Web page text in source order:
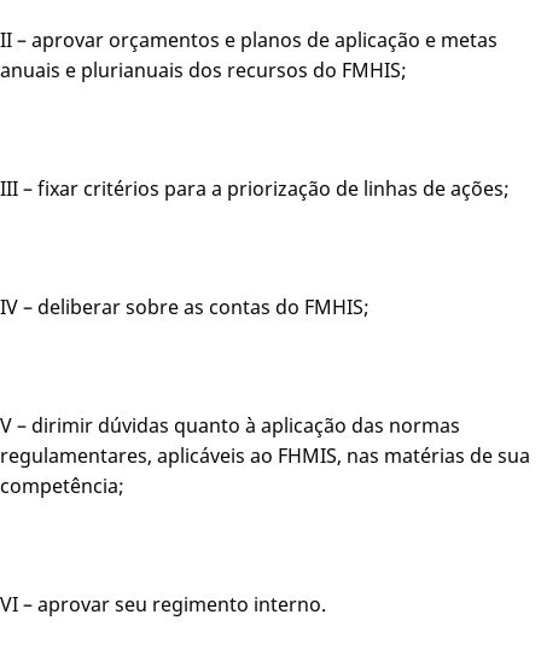
II – aprovar orçamentos e planos de aplicação e metas
anuais e plurianuais dos recursos do FMHIS;
III – fixar critérios para a priorização de linhas de ações;
IV – deliberar sobre as contas do FMHIS;
V – dirimir dúvidas quanto à aplicação das normas
regulamentares, aplicáveis ao FHMIS, nas matérias de sua
competência;
VI – aprovar seu regimento interno.